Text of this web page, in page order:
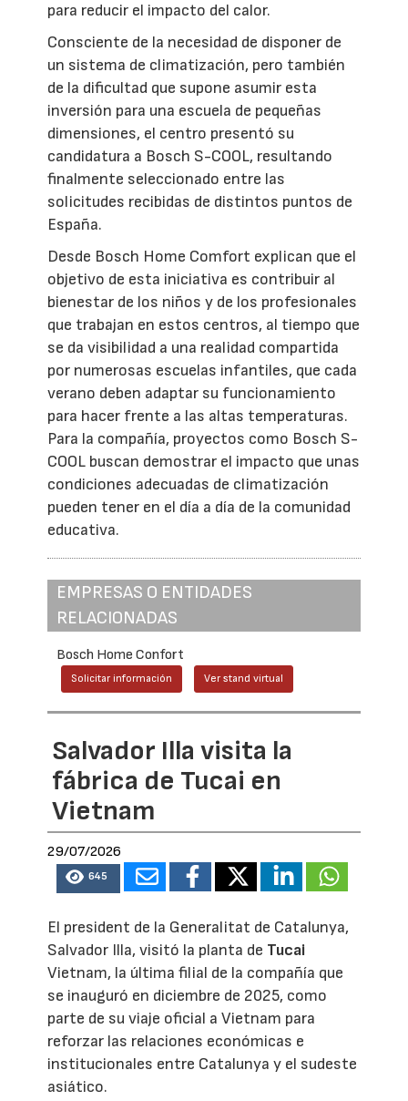
para reducir el impacto del calor.
Consciente de la necesidad de disponer de
un sistema de climatización, pero también
de la dificultad que supone asumir esta
inversión para una escuela de pequeñas
dimensiones, el centro presentó su
candidatura a Bosch S-COOL, resultando
finalmente seleccionado entre las
solicitudes recibidas de distintos puntos de
España.
Desde Bosch Home Comfort explican que el
objetivo de esta iniciativa es contribuir al
bienestar de los niños y de los profesionales
que trabajan en estos centros, al tiempo que
se da visibilidad a una realidad compartida
por numerosas escuelas infantiles, que cada
verano deben adaptar su funcionamiento
para hacer frente a las altas temperaturas.
Para la compañía, proyectos como Bosch S-
COOL buscan demostrar el impacto que unas
condiciones adecuadas de climatización
pueden tener en el día a día de la comunidad
educativa.
EMPRESAS O ENTIDADES
RELACIONADAS
Bosch Home Confort
Solicitar información Ver stand virtual
Salvador Illa visita la
fábrica de Tucai en
Vietnam
29/07/2026
645
El president de la Generalitat de Catalunya,
Salvador Illa, visitó la planta de Tucai
Vietnam, la última filial de la compañía que
se inauguró en diciembre de 2025, como
parte de su viaje oficial a Vietnam para
reforzar las relaciones económicas e
institucionales entre Catalunya y el sudeste
asiático.